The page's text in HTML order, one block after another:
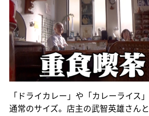
「ドライカレー」や「カレーライス
通常のサイズ。店主の武智英雄さん